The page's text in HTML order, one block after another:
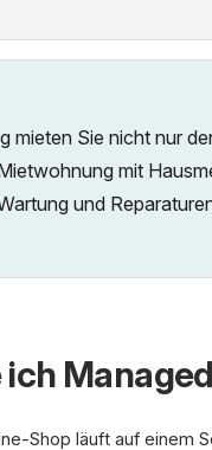
mieten Sie nicht nur
mit
und
Shop läuft auf einem